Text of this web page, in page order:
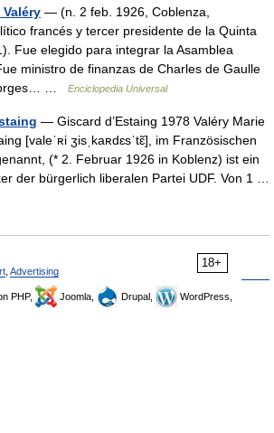
— (n. 2 feb. 1926, Coblenza,
francés y tercer presidente de la Quinta
Fue elegido para integrar la Asamblea
ministro de finanzas de Charles de Gaulle
…
Enciclopedia Universal
— Giscard d’Estaing 1978 Valéry Marie
[valeˈʀi ʒisˌkaʀdɛsˈtɛ̃], im Französischen
(* 2. Februar 1926 in Koblenz) ist ein
der bürgerlich liberalen Partei UDF. Von 1 …
18+
Advertising
PHP, Joomla, Drupal,
WordPress,